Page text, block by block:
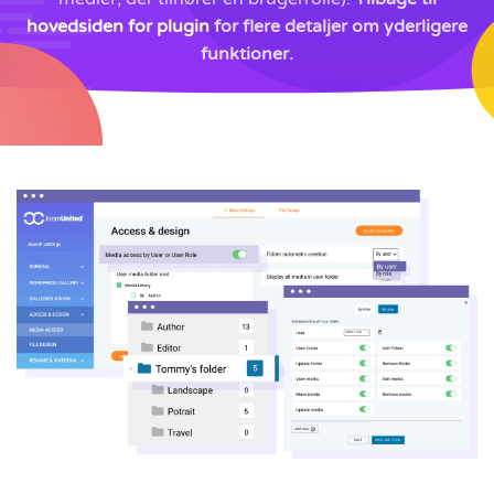
hovedsiden for plugin for flere detaljer om yderligere
funktioner.